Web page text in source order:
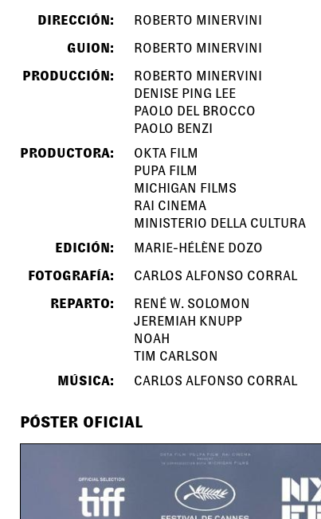
DIRECCIÓN:
ROBERTO MINERVINI
GUION:
ROBERTO MINERVINI
PRODUCCIÓN:
ROBERTO MINERVINI
DENISE PING LEE
PAOLO DEL BROCCO
PAOLO BENZI
PRODUCTORA:
OKTA FILM
PUPA FILM
MICHIGAN FILMS
RAI CINEMA
MINISTERIO DELLA CULTURA
EDICIÓN:
MARIE-HÉLÈNE DOZO
FOTOGRAFÍA:
CARLOS ALFONSO CORRAL
REPARTO:
RENÉ W. SOLOMON
JEREMIAH KNUPP
NOAH
TIM CARLSON
MÚSICA:
CARLOS ALFONSO CORRAL
PÓSTER OFICIAL